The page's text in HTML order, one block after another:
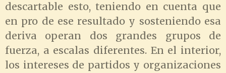
descartable esto, teniendo en cuenta que
en pro de ese resultado y sosteniendo esa
deriva operan dos grandes grupos de
fuerza, a escalas diferentes. En el interior,
los intereses de partidos y organizaciones